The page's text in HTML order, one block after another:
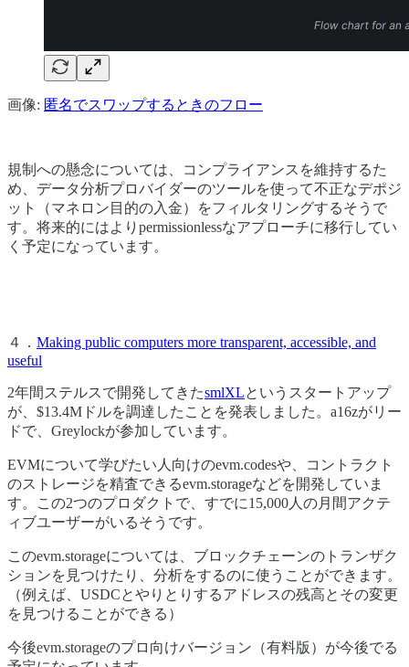
画像: 匿名でスワップするときのフロー
規制への懸念については、コンプライアンスを維持するた
め、データ分析プロバイダーのツールを使って不正なデポジ
ット（マネロン目的の入金）をフィルタリングするそうで
す。将来的にはよりpermissionlessなアプローチに移行してい
く予定になっています。
４． Making public computers more transparent, accessible, and
useful
2年間ステルスで開発してきたsmlXLというスタートアップ
が、$13.4Mドルを調達したことを発表しました。a16zがリー
ドで、Greylockが参加しています。
EVMについて学びたい人向けのevm.codesや、コントラクト
のストレージを精査できるevm.storageなどを開発していま
す。この2つのプロダクトで、すでに15,000人の月間アクテ
ィブユーザーがいるそうです。
このevm.storageについては、ブロックチェーンのトランザク
ションを見つけたり、分析をするのに使うことができます。
（例えば、USDCとやりとりするアドレスの残高とその変更
を見つけることができる）
今後evm.storageのプロ向けバージョン（有料版）が今後でる